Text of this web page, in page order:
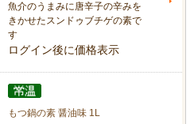
魚介のうまみに唐辛子の辛みを
きかせたスンドゥブチゲの素で
す
ログイン後に価格表示
もつ鍋の素 醤油味 1L